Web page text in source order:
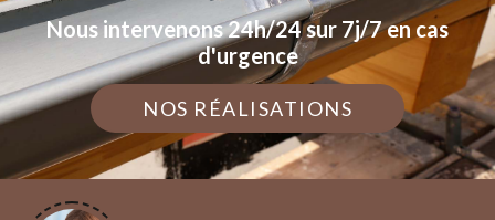
Nous intervenons 24h/24 sur 7j/7 en cas
d'urgence
NOS RÉALISATIONS